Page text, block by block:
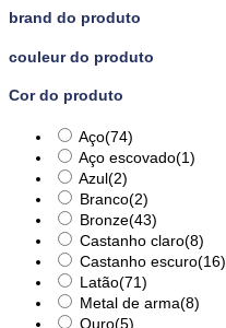
brand do produto
couleur do produto
Cor do produto
Aço(74)
Aço escovado(1)
Azul(2)
Branco(2)
Bronze(43)
Castanho claro(8)
Castanho escuro(16)
Latão(71)
Metal de arma(8)
Ouro(5)